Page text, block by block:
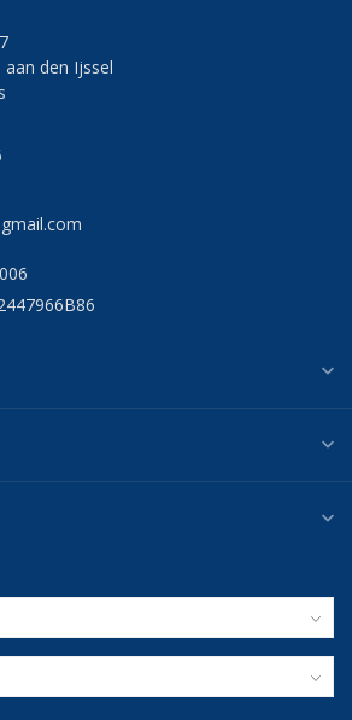
aan den Ijssel